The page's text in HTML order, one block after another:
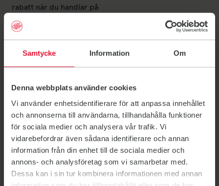
Samtycke Information Om
Denna webbplats använder cookies
Vi använder enhetsidentifierare för att anpassa innehållet
och annonserna till användarna, tillhandahålla funktioner
för sociala medier och analysera vår trafik. Vi
vidarebefordrar även sådana identifierare och annan
information från din enhet till de sociala medier och
annons- och analysföretag som vi samarbetar med.
Dessa kan i sin tur kombinera informationen med annan
rabatt när du handlar på
craftsportswear.com. Erbjudandet annonseras på våra
sociala kanaler och i medlemsutskick när det är
aktuellt.
Sockerfabriken
Som medlem i Friskis Lidköping får du 10% rabatt på
Andra F&S-föreningar
Du får medlemspris på enstaka träningstillfällen hos
andra F&S föreningar.
Olycksfallsförsäkring
Du är försäkrad till, från och under din träning.
Upptäck Friskis Go